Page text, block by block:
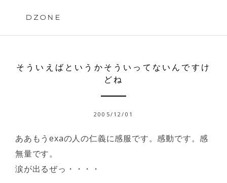
DZONE
そういえばというかそういってないんですけ
どね
2005/12/01
ああもうexaの人の仁義に感服です。感動です。感
無量です。
涙が出るぜっ・・・・